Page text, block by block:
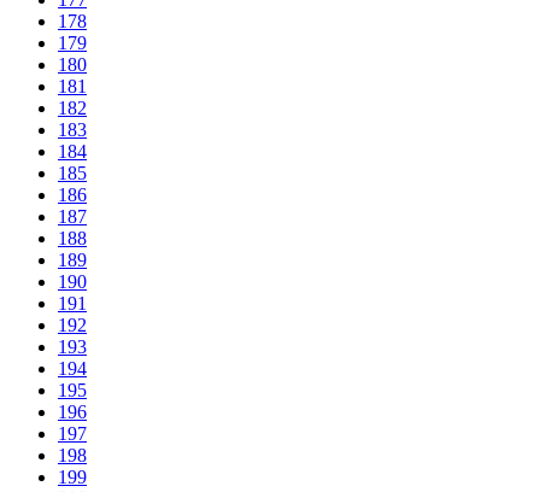
178
179
180
181
182
183
184
185
186
187
188
189
190
191
192
193
194
195
196
197
198
199